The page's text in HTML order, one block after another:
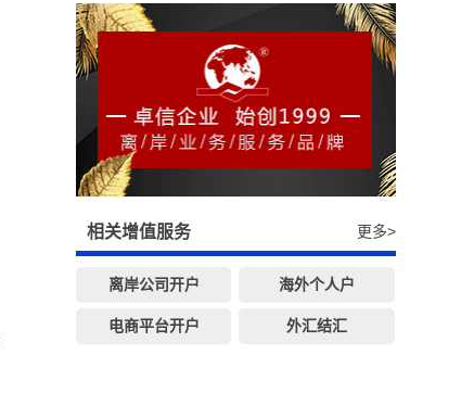
相关增值服务 更多>
离岸公司开户 海外个人户
电商平台开户 外汇结汇